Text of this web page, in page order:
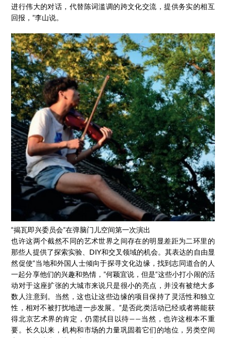
进行伟大的对话，代替陈词滥调的跨文化交流，提供务实的相互
回报，”李山说。
“揭瓦即兴委员会”在弹脑门儿空间第一次演出
也许这两个截然不同的艺术世界之间存在的明显差距为二环里的
那些人提供了探索实验、DIY和交叉领域的机会。其表达的自由显
然促使“当地和外国人士倾向于探寻文化边缘，找到志同道合的人
一起分享他们的兴趣和热情，”何颖宜说，但是“这些小打小闹的活
动对于这座扩张的大城市来说只是很小的亮点，并没有被绝大多
数人注意到。当然，这也让这些边缘的项目保持了灵活性和独立
性，相对不被打扰地进一步发展。”是否此类活动已经或者将能获
得北京艺术界的肯定，仍需拭目以待——当然，也许这根本不重
要。长久以来，机构和市场的力量巩固着它们的地位，另类空间